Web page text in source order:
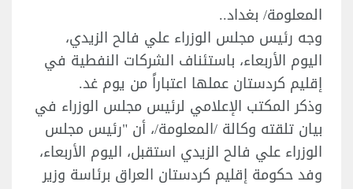
المعلومة/ بغداد..
وجه رئيس مجلس الوزراء علي فالح الزيدي،
اليوم الأربعاء، باستئناف الشركات النفطية في
إقليم كردستان عملها اعتباراً من يوم غد.
وذكر المكتب الإعلامي لرئيس مجلس الوزراء في
بيان تلقته وكالة /المعلومة/، أن "رئيس مجلس
الوزراء علي فالح الزيدي استقبل، اليوم الأربعاء،
وفد حكومة إقليم كردستان العراق برئاسة وزير